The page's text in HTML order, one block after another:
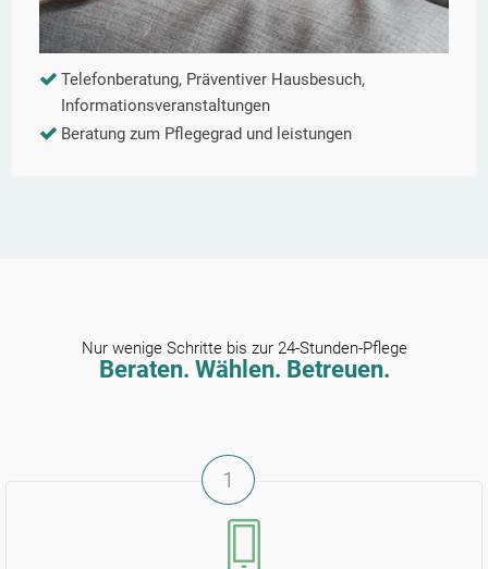
Telefonberatung, Präventiver Hausbesuch,
Informationsveranstaltungen
Beratung zum Pflegegrad und leistungen
Nur wenige Schritte bis zur 24-Stunden-Pflege
Beraten. Wählen. Betreuen.
1